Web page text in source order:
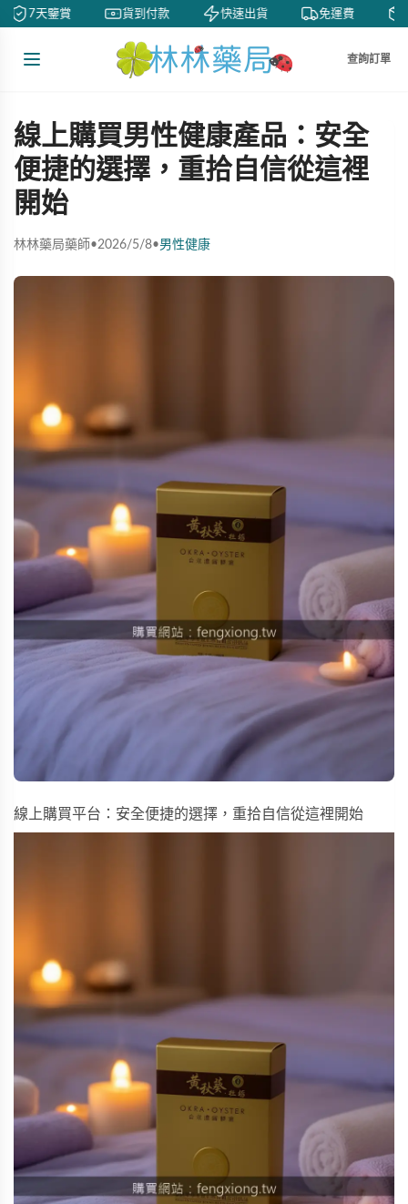
7天鑒賞 貨到付款 快速出貨 免運費
查詢訂單
線上購買男性健康產品：安全
便捷的選擇，重拾自信從這裡
開始
林林藥局藥師•2026/5/8•男性健康
線上購買平台：安全便捷的選擇，重拾自信從這裡開始